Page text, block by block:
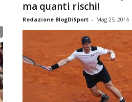
ma quanti rischi!
Redazione BlogDiSport - Mag 25, 2016